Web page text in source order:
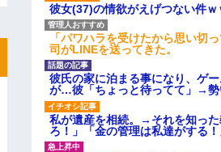
彼女(37)の情欲がえげつない件ｗ
「パワハラを受けたから思い切
司がLINEを送ってきた。
彼氏の家に泊まる事になり、ゲ
が…彼「ちょっと待ってて」→
私が遺産を相続。→それを知っ
ろ！」「金の管理は私達がする